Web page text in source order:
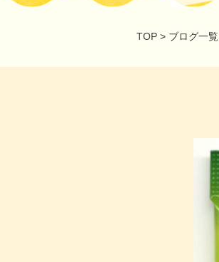
TOP > ブログ一覧